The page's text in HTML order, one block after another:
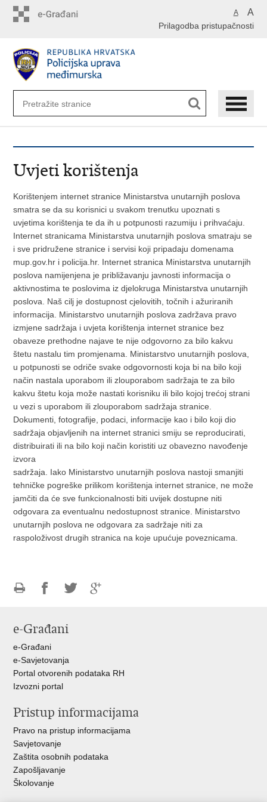
A A
Prilagodba pristupačnosti
Uvjeti korištenja
Korištenjem internet stranice Ministarstva unutarnjih poslova
smatra se da su korisnici u svakom trenutku upoznati s
uvjetima korištenja te da ih u potpunosti razumiju i prihvaćaju.
Internet stranicama Ministarstva unutarnjih poslova smatraju se
i sve pridružene stranice i servisi koji pripadaju domenama
mup.gov.hr i policija.hr. Internet stranica Ministarstva unutarnjih
poslova namijenjena je približavanju javnosti informacija o
aktivnostima te poslovima iz djelokruga Ministarstva unutarnjih
poslova. Naš cilj je dostupnost cjelovitih, točnih i ažuriranih
informacija. Ministarstvo unutarnjih poslova zadržava pravo
izmjene sadržaja i uvjeta korištenja internet stranice bez
obaveze prethodne najave te nije odgovorno za bilo kakvu
štetu nastalu tim promjenama. Ministarstvo unutarnjih poslova,
u potpunosti se odriče svake odgovornosti koja bi na bilo koji
način nastala uporabom ili zlouporabom sadržaja te za bilo
kakvu štetu koja može nastati korisniku ili bilo kojoj trećoj strani
u vezi s uporabom ili zlouporabom sadržaja stranice.
Dokumenti, fotografije, podaci, informacije kao i bilo koji dio
sadržaja objavljenih na internet stranici smiju se reproducirati,
distribuirati ili na bilo koji način koristiti uz obavezno navođenje
izvora
sadržaja. Iako Ministarstvo unutarnjih poslova nastoji smanjiti
tehničke pogreške prilikom korištenja internet stranice, ne može
jamčiti da će sve funkcionalnosti biti uvijek dostupne niti
odgovara za eventualnu nedostupnost stranice. Ministarstvo
unutarnjih poslova ne odgovara za sadržaje niti za
raspoloživost drugih stranica na koje upućuje poveznicama.
FacebookuTwitteru
e-Građani
e-Građani
e-Savjetovanja
Portal otvorenih podataka RH
Izvozni portal
Pristup informacijama
Pravo na pristup informacijama
Savjetovanje
Zaštita osobnih podataka
Zapošljavanje
Školovanje